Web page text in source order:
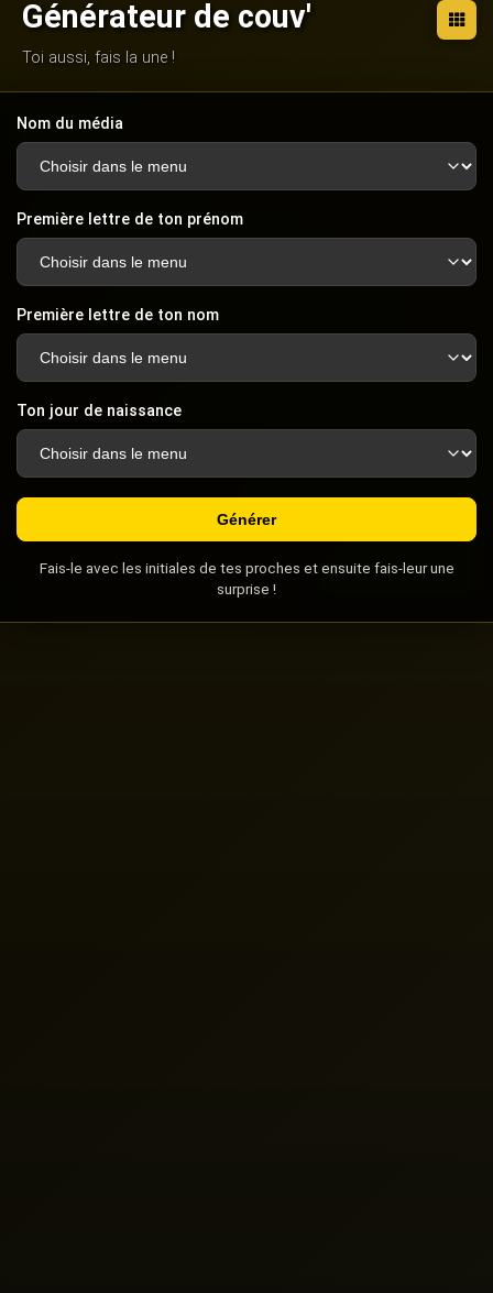
Générateur de couv'
Toi aussi, fais la une !
Nom du média
Première lettre de ton prénom
Première lettre de ton nom
Ton jour de naissance
Générer
Fais-le avec les initiales de tes proches et ensuite fais-leur une
surprise !